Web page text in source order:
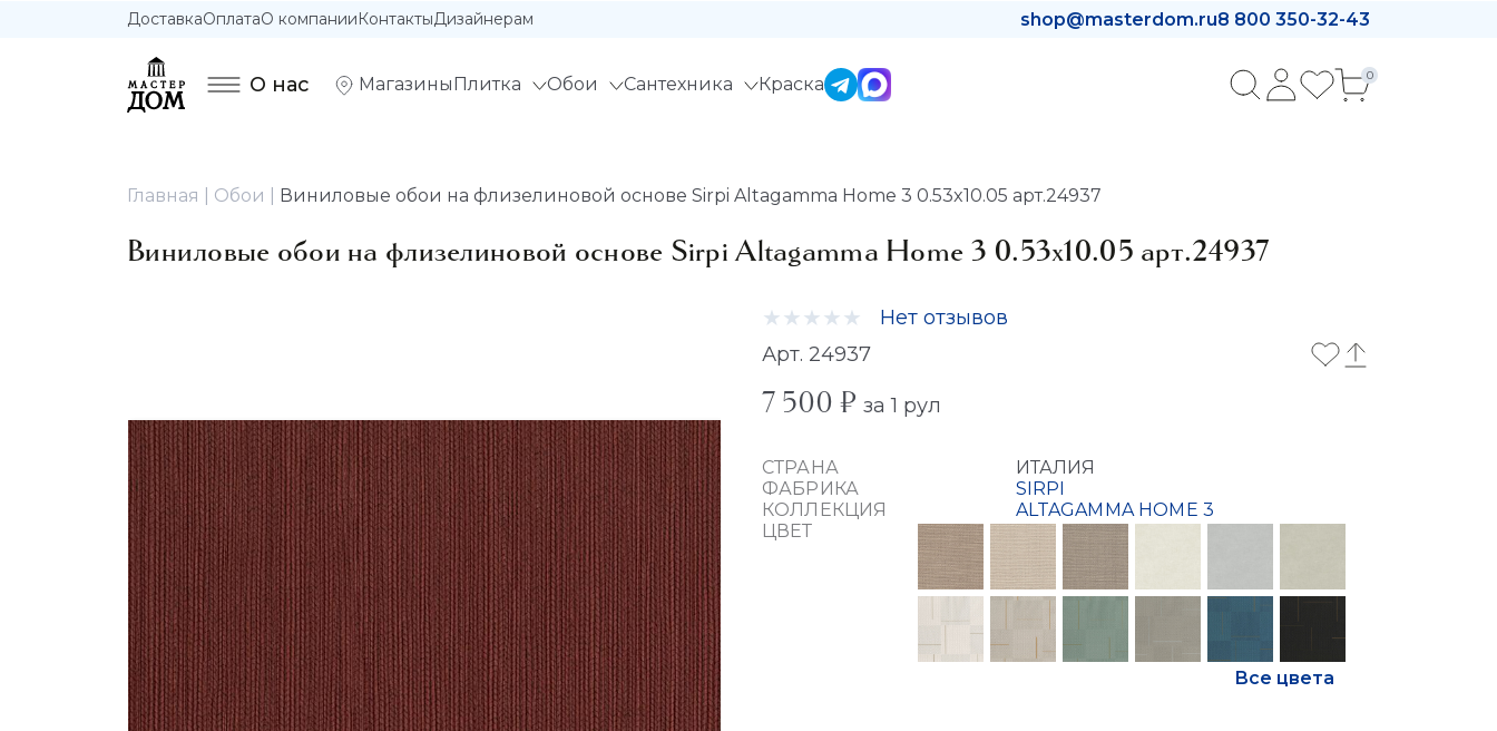
ДоставкаОплатаО компанииКонтактыДизайнерам shop@masterdom.ru8 800 350-32-43
О нас Магазины Плитка Обои Сантехника Краска 0
Главная Обои Виниловые обои на флизелиновой основе Sirpi Altagamma Home 3 0.53x10.05 арт.24937
Виниловые обои на флизелиновой основе Sirpi Altagamma Home 3 0.53x10.05 арт.24937
Нет отзывов
Арт. 24937
7 500 ₽ за 1 рул
СТРАНА
ИТАЛИЯ
ФАБРИКА
SIRPI
КОЛЛЕКЦИЯ
ALTAGAMMA HOME 3
ЦВЕТ
Все цвета